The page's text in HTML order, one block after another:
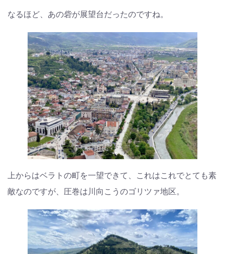
なるほど、あの砦が展望台だったのですね。
上からはベラトの町を一望できて、これはこれでとても素
敵なのですが、圧巻は川向こうのゴリツァ地区。